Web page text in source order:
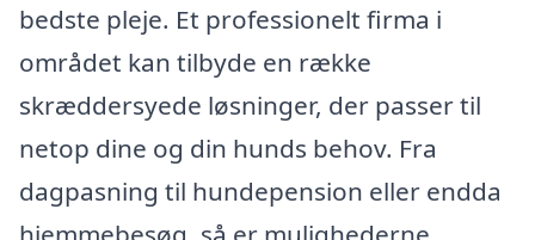
bedste pleje. Et professionelt firma i
området kan tilbyde en række
skræddersyede løsninger, der passer til
netop dine og din hunds behov. Fra
dagpasning til hundepension eller endda